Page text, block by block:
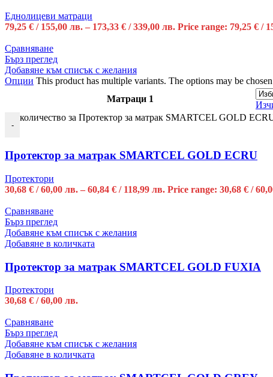
Еднолицеви матраци
79,25 € / 155,00 лв. – 173,33 € / 339,00 лв. Price range: 79,25 € /
Сравняване
Бърз преглед
Добавяне към списък с желания
Опции This product has multiple variants. The options may be
Матраци 1
-
количество за Протектор за матрак SMARTCEL GOLD
Протектор за матрак SMARTCEL GOLD ECRU
Протектори
30,68 € / 60,00 лв. – 60,84 € / 118,99 лв. Price range: 30,68 € /
Сравняване
Бърз преглед
Добавяне към списък с желания
Добавяне в количката
Протектор за матрак SMARTCEL GOLD FUXIA
Протектори
30,68 € / 60,00 лв.
Сравняване
Бърз преглед
Добавяне към списък с желания
Добавяне в количката